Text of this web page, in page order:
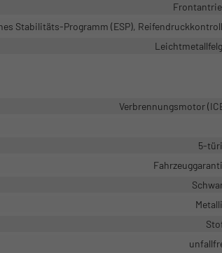
Stabilitäts-Programm (ESP),
Verbrennungsmotor
5-